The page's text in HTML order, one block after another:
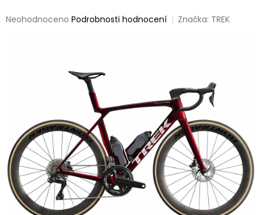
Průměrné
Neohodnoceno Podrobnosti hodnocení Značka: TREK